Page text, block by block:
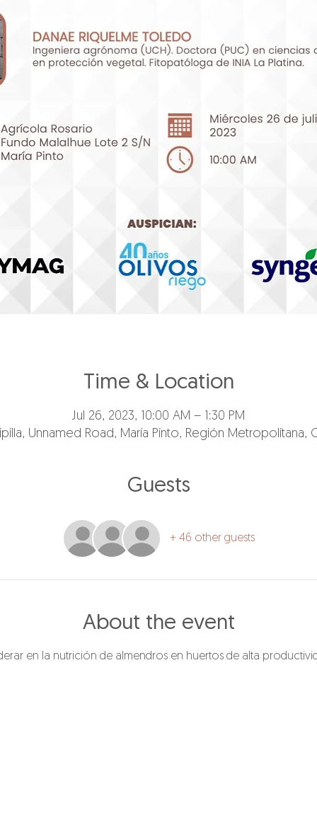
Time & Location
Jul 26, 2023, 10:00 AM – 1:30 PM
Unnamed Road, María Pinto, Región Metropolitana,
Guests
+ 46 other guests
About the event
en la nutrición de almendros en huertos de alta